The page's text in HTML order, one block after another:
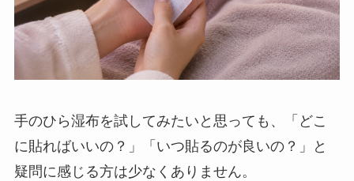
手のひら湿布を試してみたいと思っても、「どこ
に貼ればいいの？」「いつ貼るのが良いの？」と
疑問に感じる方は少なくありません。